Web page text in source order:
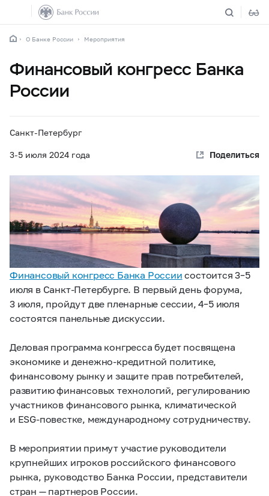
О Банке России Мероприятия
Финансовый конгресс Банка
России
3-5 июля 2024 года
Санкт-Петербург
Поделиться
Финансовый конгресс Банка России состоится3–5
июля в Санкт-Петербурге. В первый день форума,
3 июля, пройдут две пленарные сессии,4–5июля
состоятся панельные дискуссии.
Деловая программа конгресса будет посвящена
экономике и денежно-кредитной политике,
финансовому рынку и защите прав потребителей,
развитию финансовых технологий, регулированию
участников финансового рынка, климатической
и ESG-повестке, международному сотрудничеству.
В мероприятии примут участие руководители
крупнейших игроков российского финансового
рынка, руководство Банка России, представители
стран — партнеров России.